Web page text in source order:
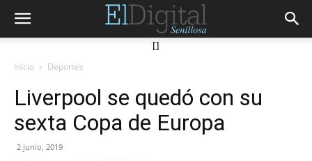
[]
Inicio Deportes
Liverpool se quedó con su
sexta Copa de Europa
2 junio, 2019